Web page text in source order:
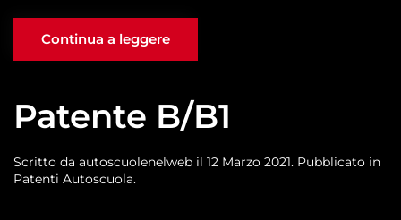
Continua a leggere
Patente B/B1
Scritto da autoscuolenelweb il 12 Marzo 2021. Pubblicato in
Patenti Autoscuola.